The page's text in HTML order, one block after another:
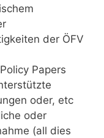
der ÖFV
Papers
oder, etc
oder
(all dies